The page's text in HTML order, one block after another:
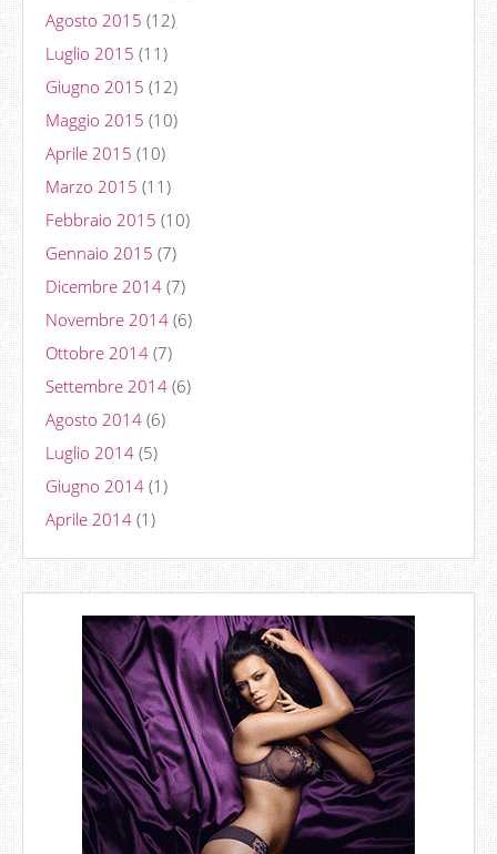
Agosto 2015 (12)
Luglio 2015 (11)
Giugno 2015 (12)
Maggio 2015 (10)
Aprile 2015 (10)
Marzo 2015 (11)
Febbraio 2015 (10)
Gennaio 2015 (7)
Dicembre 2014 (7)
Novembre 2014 (6)
Ottobre 2014 (7)
Settembre 2014 (6)
Agosto 2014 (6)
Luglio 2014 (5)
Giugno 2014 (1)
Aprile 2014 (1)